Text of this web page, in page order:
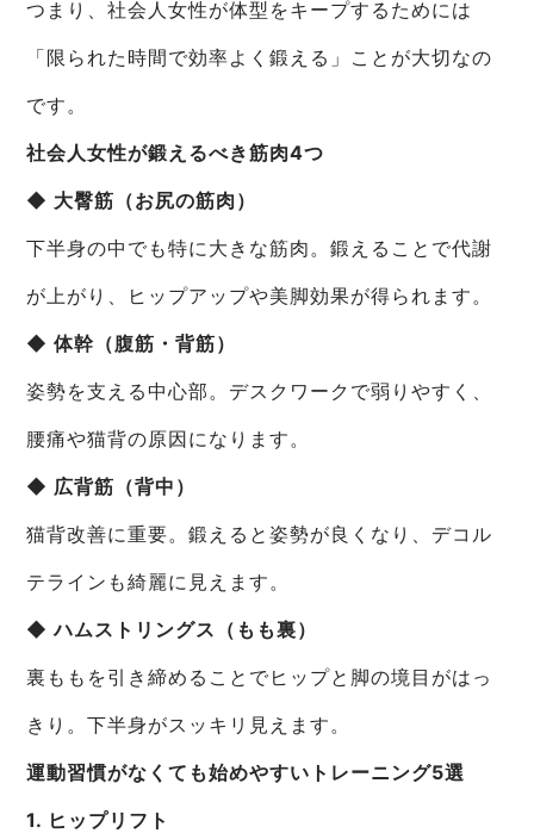
つまり、社会人女性が体型をキープするためには
「限られた時間で効率よく鍛える」ことが大切なの
です。
社会人女性が鍛えるべき筋肉4つ
◆ 大臀筋（お尻の筋肉）
下半身の中でも特に大きな筋肉。鍛えることで代謝
が上がり、ヒップアップや美脚効果が得られます。
◆ 体幹（腹筋・背筋）
姿勢を支える中心部。デスクワークで弱りやすく、
腰痛や猫背の原因になります。
◆ 広背筋（背中）
猫背改善に重要。鍛えると姿勢が良くなり、デコル
テラインも綺麗に見えます。
◆ ハムストリングス（もも裏）
裏ももを引き締めることでヒップと脚の境目がはっ
きり。下半身がスッキリ見えます。
運動習慣がなくても始めやすいトレーニング5選
1. ヒップリフト